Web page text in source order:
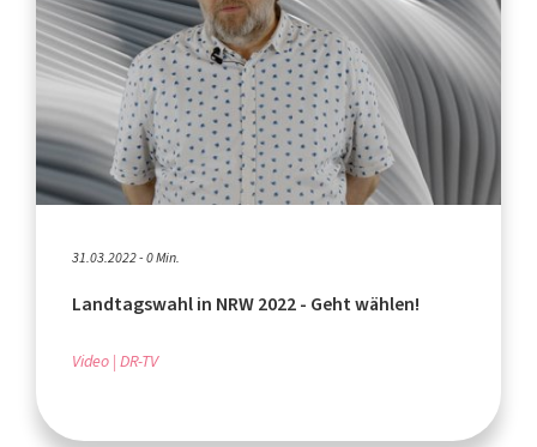
31.03.2022 - 0 Min.
Landtagswahl in NRW 2022 - Geht wählen!
Video DR-TV